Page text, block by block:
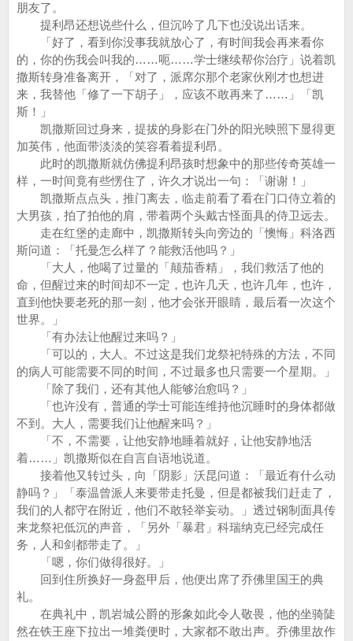
朋友了。
提利昂还想说些什么，但沉吟了几下也没说出话来。
「好了，看到你没事我就放心了，有时间我会再来看你
的，你的伤我会叫我的……呃……学士继续帮你治疗」说着凯
撒斯转身准备离开，「对了，派席尔那个老家伙刚才也想进
来，我替他「修了一下胡子」，应该不敢再来了……」「凯
斯！」
凯撒斯回过身来，提拔的身影在门外的阳光映照下显得更
加英伟，他面带淡淡的笑容看着提利昂。
此时的凯撒斯就仿佛提利昂孩时想象中的那些传奇英雄一
样，一时间竟有些愣住了，许久才说出一句：「谢谢！」
凯撒斯点点头，推门离去，临走前看了看在门口侍立着的
大男孩，拍了拍他的肩，带着两个头戴古怪面具的侍卫远去。
走在红堡的走廊中，凯撒斯转头向旁边的「懊悔」科洛西
斯问道：「托曼怎么样了？能救活他吗？」
「大人，他喝了过量的「颠茄香精」，我们救活了他的
命，但醒过来的时间却不一定，也许几天，也许几年，也许，
直到他快要老死的那一刻，他才会张开眼睛，最后看一次这个
世界。」
「有办法让他醒过来吗？」
「可以的，大人。不过这是我们龙祭祀特殊的方法，不同
的病人可能需要不同的时间，不过最多也只需要一个星期。」
「除了我们，还有其他人能够治愈吗？」
「也许没有，普通的学士可能连维持他沉睡时的身体都做
不到。大人，需要我们让他醒来吗？」
「不，不需要，让他安静地睡着就好，让他安静地活
着……」凯撒斯似在自言自语地说道。
接着他又转过头，向「阴影」沃昆问道：「最近有什么动
静吗？」「泰温曾派人来要带走托曼，但是都被我们赶走了，
我们的人都守在附近，他们不敢轻举妄动。」透过钢制面具传
来龙祭祀低沉的声音，「另外「暴君」科瑞纳克已经完成任
务，人和剑都带走了。」
「嗯，你们做得很好。」
回到住所换好一身盔甲后，他便出席了乔佛里国王的典
礼。
在典礼中，凯岩城公爵的形象如此令人敬畏，他的坐骑陡
然在铁王座下拉出一堆粪便时，大家都不敢出声。乔佛里故作